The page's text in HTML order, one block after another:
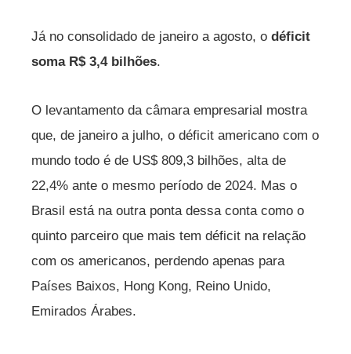
Já no consolidado de janeiro a agosto, o déficit
soma R$ 3,4 bilhões.
O levantamento da câmara empresarial mostra
que, de janeiro a julho, o déficit americano com o
mundo todo é de US$ 809,3 bilhões, alta de
22,4% ante o mesmo período de 2024. Mas o
Brasil está na outra ponta dessa conta como o
quinto parceiro que mais tem déficit na relação
com os americanos, perdendo apenas para
Países Baixos, Hong Kong, Reino Unido,
Emirados Árabes.